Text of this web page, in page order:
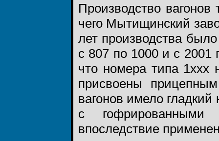
Производство
чего Мытищинский
лет производства
с 807 по 1000 и с 2001
что номера типа 1ххх
присвоены
вагонов имело
с гофрированными
впоследствие